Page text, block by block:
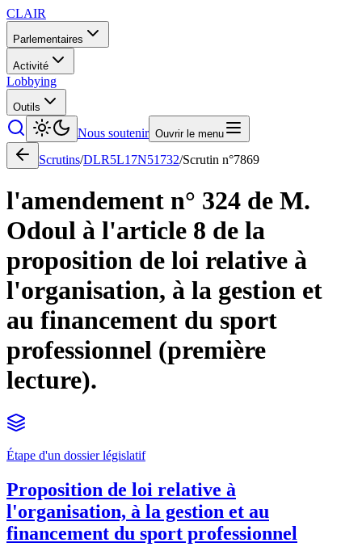
CLAIR
Parlementaires
Activité
Lobbying
Outils
Nous soutenir Ouvrir le menu
Scrutins/DLR5L17N51732/Scrutin n°7869
l'amendement n° 324 de M.
Odoul à l'article 8 de la
proposition de loi relative à
l'organisation, à la gestion et
au financement du sport
professionnel (première
lecture).
Étape d'un dossier législatif
Proposition de loi relative à
l'organisation, à la gestion et au
financement du sport professionnel